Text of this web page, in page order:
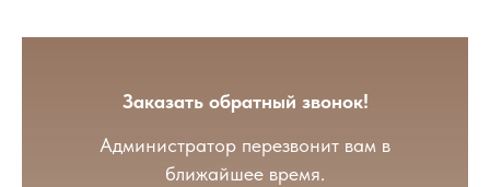
Заказать обратный звонок!
Администратор перезвонит вам в
ближайшее время.